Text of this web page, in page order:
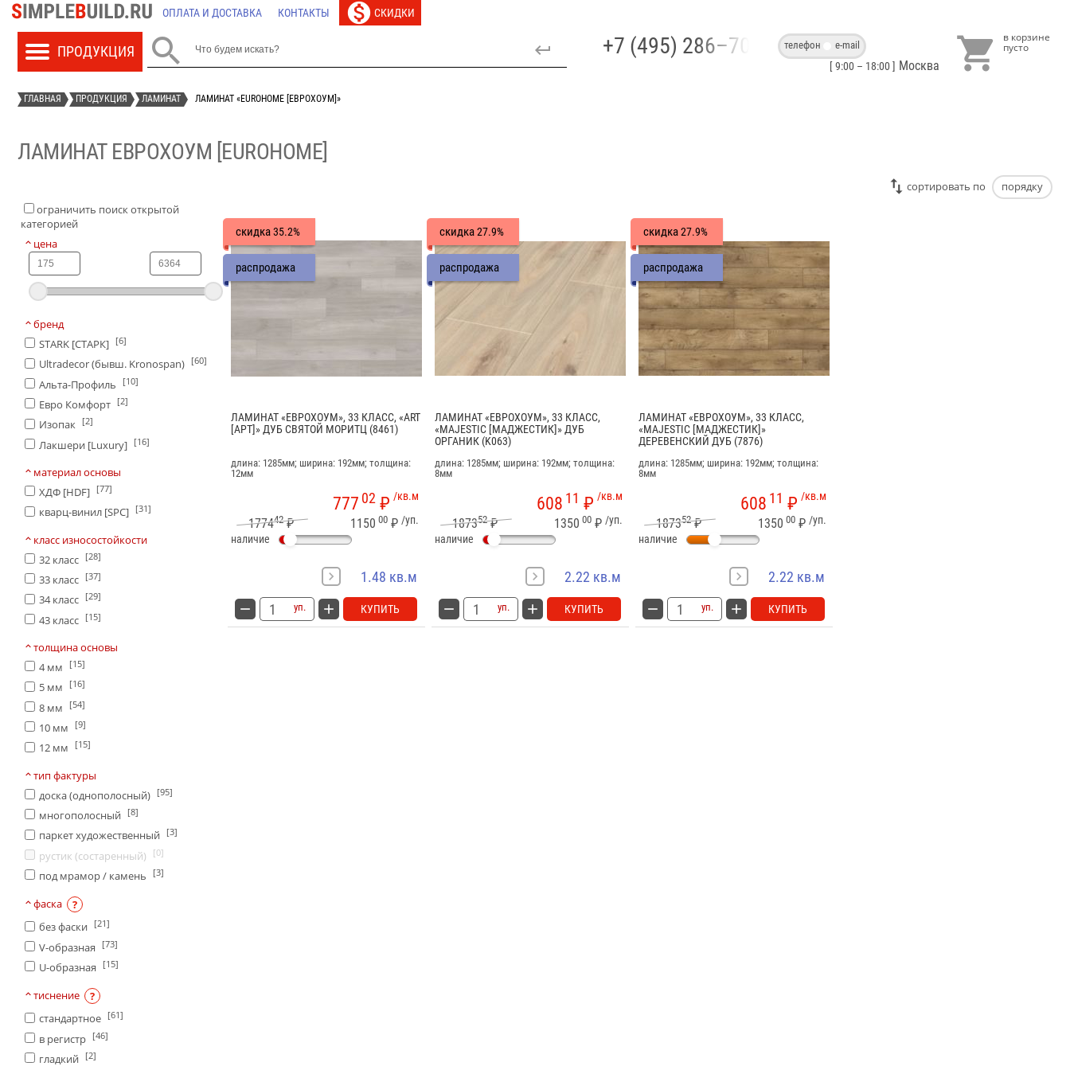
ОПЛАТА И ДОСТАВКА КОНТАКТЫ СКИДКИ
 +7 (495) 286–70–40телефон e-mail
[ 9:00 – 18:00 ] Москва 
ГЛАВНАЯ ПРОДУКЦИЯ ЛАМИНАТ ЛАМИНАТ «EUROHOME [ЕВРОХОУМ]»
ЛАМИНАТ ЕВРОХОУМ [EUROHOME]
cортировать по
порядку
ограничить поиск открытой
категорией
цена
бренд
STARK [СТАРК] [6]
Ultradecor (бывш. Kronospan) [60]
Альта-Профиль [10]
Евро Комфорт [2]
Изопак [2]
Лакшери [Luxury] [16]
материал основы
ХДФ [HDF] [77]
кварц-винил [SPC] [31]
класс износостойкости
32 класс [28]
33 класс [37]
34 класс [29]
43 класс [15]
толщина основы
4 мм
[15]
5 мм [16]
8 мм [54]
10 мм [9]
12 мм [15]
тип фактуры
доска (однополосный) [95]
многополосный [8]
паркет художественный [3]
рустик (состаренный) [0]
под мрамор / камень [3]
фаска
?
без фаски
[21]
V-образная [73]
U-образная [15]
тиснение
?
стандартное [61]
в регистр [46]
гладкий [2]
скидка35.2%
распродажа
ЛАМИНАТ «ЕВРОХОУМ», 33 КЛАСС, «ART
[АРТ]» ДУБ СВЯТОЙ МОРИТЦ (8461)
длина: 1285мм; ширина: 192мм; толщина:
12мм
/кв.м
777 02 ₽
177442₽ /уп.
1150 00 ₽
наличие
1.48 кв.м
уп. КУПИТЬ
скидка27.9%
распродажа
ЛАМИНАТ «ЕВРОХОУМ», 33 КЛАСС,
«MAJESTIC [МАДЖЕСТИК]» ДУБ
ОРГАНИК (K063)
длина: 1285мм; ширина: 192мм; толщина:
8мм
/кв.м
608 11 ₽
187352₽ /уп.
1350 00 ₽
наличие
2.22 кв.м
уп. КУПИТЬ
скидка27.9%
распродажа
ЛАМИНАТ «ЕВРОХОУМ», 33 КЛАСС,
«MAJESTIC [МАДЖЕСТИК]»
ДЕРЕВЕНСКИЙ ДУБ (7876)
длина: 1285мм; ширина: 192мм; толщина:
8мм
/кв.м
608 11 ₽
187352₽ /уп.
1350 00 ₽
наличие
2.22 кв.м
уп. КУПИТЬ